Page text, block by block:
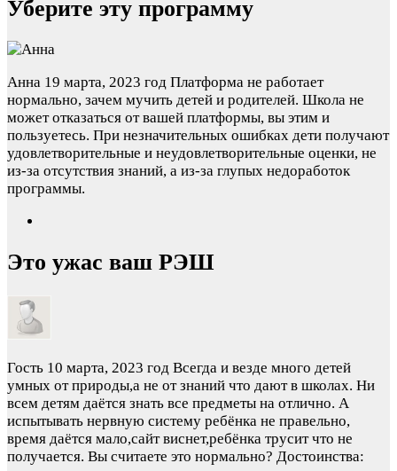
Уберите эту программу
Анна 19 марта, 2023 год Платформа не работает
нормально, зачем мучить детей и родителей. Школа не
может отказаться от вашей платформы, вы этим и
пользуетесь. При незначительных ошибках дети получают
удовлетворительные и неудовлетворительные оценки, не
из-за отсутствия знаний, а из-за глупых недоработок
программы.
Это ужас ваш РЭШ
Гость 10 марта, 2023 год Всегда и везде много детей
умных от природы,а не от знаний что дают в школах. Ни
всем детям даётся знать все предметы на отлично. А
испытывать нервную систему ребёнка не правельно,
время даётся мало,сайт виснет,ребёнка трусит что не
получается. Вы считаете это нормально? Достоинства: